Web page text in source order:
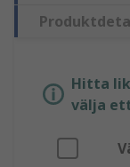
Hitta
välja